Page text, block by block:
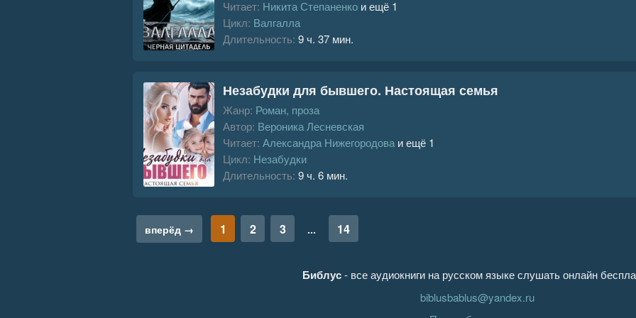
Читает: Никита Степаненко и ещё 1
Цикл: Валгалла
Длительность: 9 ч. 37 мин.
Незабудки для бывшего. Настоящая семья
Жанр: Роман, проза
Автор: Вероника Лесневская
Читает: Александра Нижегородова и ещё 1
Цикл: Незабудки
Длительность: 9 ч. 6 мин.
вперёд → 1 2 3 ... 14
Библус- все аудиокниги на русском языке слушать онлайн
biblusbablus@yandex.ru